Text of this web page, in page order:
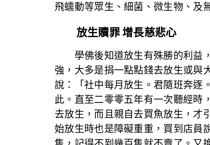
飛蠕動等眾生、細菌、微生物、及
放生贖罪 增長慈悲心
學佛後知道放生有殊勝的利益，
強，大多是捐一點點錢去放生或與
說：「社中每月放生。君隨班奔逐
此。直至二零零五年有一次聽經時
去放生，而且親自去買魚放生，才
始放生時也是障礙重重，買到店員